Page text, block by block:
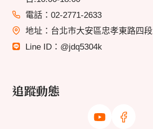
電話：02-2771-2633
地址：台北市大安區忠孝東路四
Line ID：@jdq5304k
追蹤動態